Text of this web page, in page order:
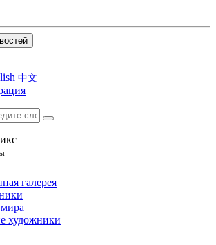
中文
галерея
художники